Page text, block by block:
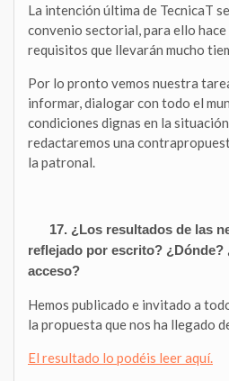
La intención última de TecnicaT
convenio sectorial, para ello
requisitos que llevarán mucho
Por lo pronto vemos nuestra
informar, dialogar con todo el
condiciones dignas en la
redactaremos una
la patronal.
17. ¿Los resultados de las
reflejado por escrito? ¿Dónde?
acceso?
Hemos publicado e invitado a
la propuesta que nos ha llegado
El resultado lo podéis leer aquí.